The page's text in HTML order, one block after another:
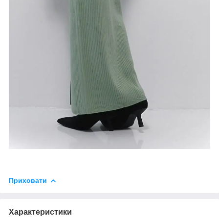
Приховати
Характеристики